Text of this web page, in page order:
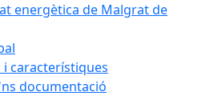
energètica de Malgrat de
i característiques
documentació